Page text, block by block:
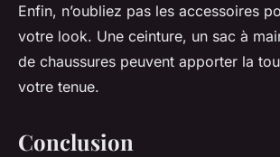
Enfin, n’oubliez pas les accessoires
votre look. Une ceinture, un sac à
de chaussures peuvent apporter la
votre tenue.
Conclusion